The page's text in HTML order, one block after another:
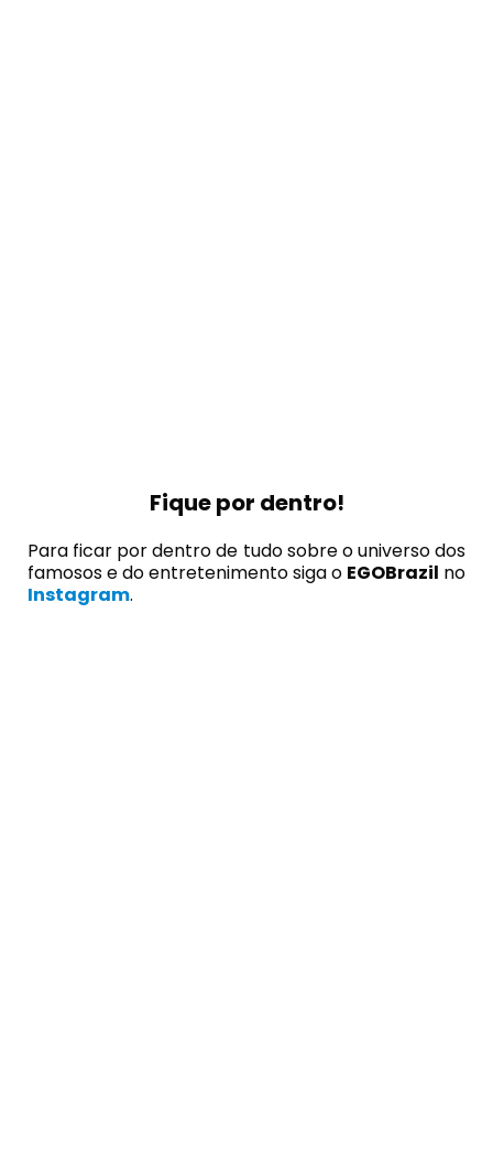
Fique por dentro!
Para ficar por dentro de tudo sobre o universo dos
famosos e do entretenimento siga o EGOBrazil no
Instagram.